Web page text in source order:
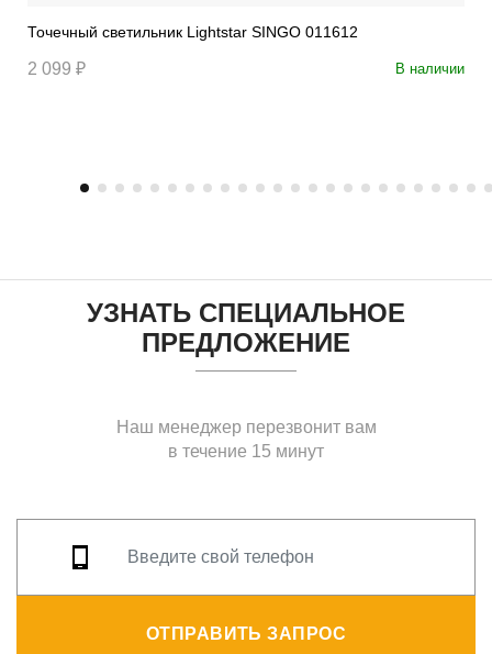
Точечный светильник Lightstar SINGO 011612
2 099 ₽ В наличии
УЗНАТЬ СПЕЦИАЛЬНОЕ
ПРЕДЛОЖЕНИЕ
Наш менеджер перезвонит вам
в течение 15 минут
ОТПРАВИТЬ ЗАПРОС